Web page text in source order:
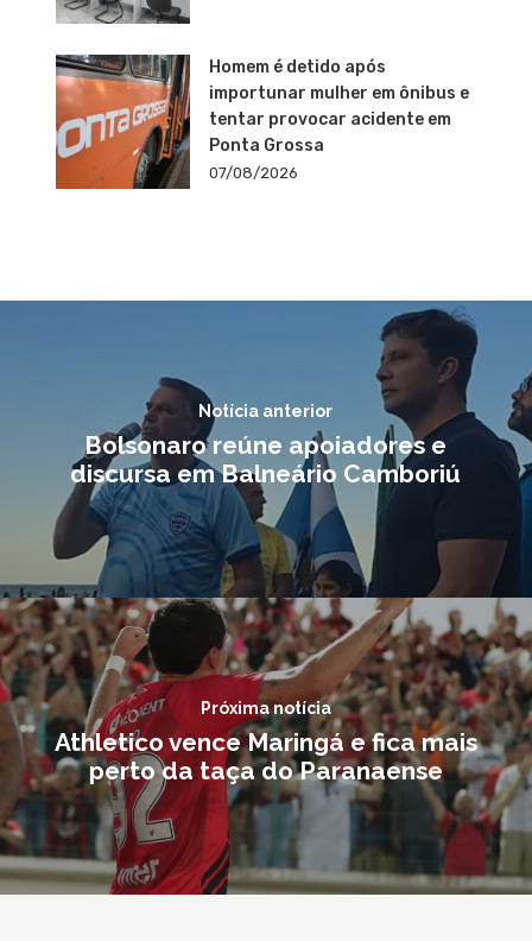
Homem é detido após
importunar mulher em ônibus e
tentar provocar acidente em
Ponta Grossa
07/08/2026
Notícia anterior
Bolsonaro reúne apoiadores e
discursa em Balneário Camboriú
Próxima notícia
Athletico vence Maringá e fica mais
perto da taça do Paranaense